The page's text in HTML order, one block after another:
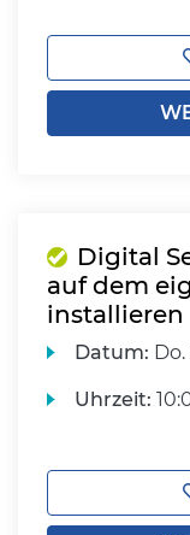
Digital
auf dem
installieren
Datum: Do.
Uhrzeit: